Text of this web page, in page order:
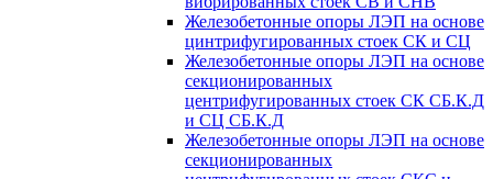
Железобетонные опоры ЛЭП на основе
цинтрифугированных стоек СК и СЦ
Железобетонные опоры ЛЭП на основе
секционированных
центрифугированных стоек СК СБ.К.Д
и СЦ СБ.К.Д
Железобетонные опоры ЛЭП на основе
секционированных